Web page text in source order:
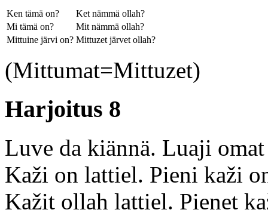
Ken tämä on?
Ket nämmä ollah?
Mi tämä on?
Mit nämmä ollah?
Mittuine järvi on? Mittuzet järvet ollah?
(Mittumat=Mittuzet)
Harjoitus 8
Luve da kiännä. Luaji
Kaži on lattiel. Pieni kaži
Kažit ollah lattiel. Pienet